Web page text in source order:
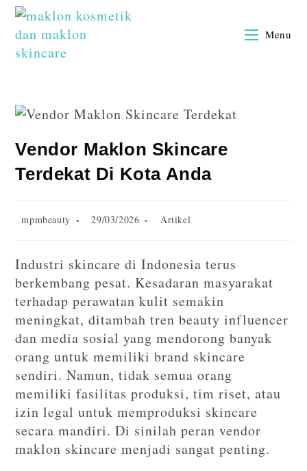
Menu
Vendor Maklon Skincare
Terdekat Di Kota Anda
mpmbeauty 29/03/2026 Artikel
Industri skincare di Indonesia terus
berkembang pesat. Kesadaran masyarakat
terhadap perawatan kulit semakin
meningkat, ditambah tren beauty influencer
dan media sosial yang mendorong banyak
orang untuk memiliki brand skincare
sendiri. Namun, tidak semua orang
memiliki fasilitas produksi, tim riset, atau
izin legal untuk memproduksi skincare
secara mandiri. Di sinilah peran vendor
maklon skincare menjadi sangat penting.